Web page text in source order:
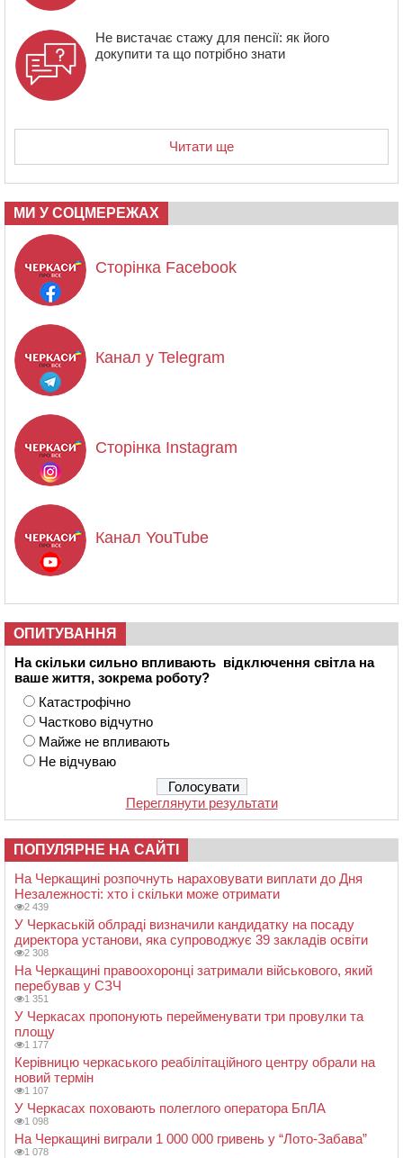
Не вистачає стажу для пенсії: як його
докупити та що потрібно знати
Читати ще
МИ У СОЦМЕРЕЖАХ
Сторінка Facebook
Канал у Telegram
Сторінка Instagram
Канал YouTube
ОПИТУВАННЯ
На скільки сильно впливають відключення світла на
ваше життя, зокрема роботу?
Катастрофічно
Частково відчутно
Майже не впливають
Не відчуваю
Переглянути результати
ПОПУЛЯРНЕ НА САЙТІ
На Черкащині розпочнуть нараховувати виплати до Дня
Незалежності: хто і скільки може отримати
2 439
У Черкаській облраді визначили кандидатку на посаду
директора установи, яка супроводжує 39 закладів освіти
2 308
На Черкащині правоохоронці затримали військового, який
перебував у СЗЧ
1 351
У Черкасах пропонують перейменувати три провулки та
площу
1 177
Керівницю черкаського реабілітаційного центру обрали на
новий термін
1 107
У Черкасах поховають полеглого оператора БпЛА
1 098
На Черкащині виграли 1 000 000 гривень у “Лото-Забава”
1 078